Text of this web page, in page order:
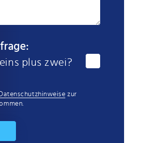
plus zwei?
Datenschutzhinweise zur